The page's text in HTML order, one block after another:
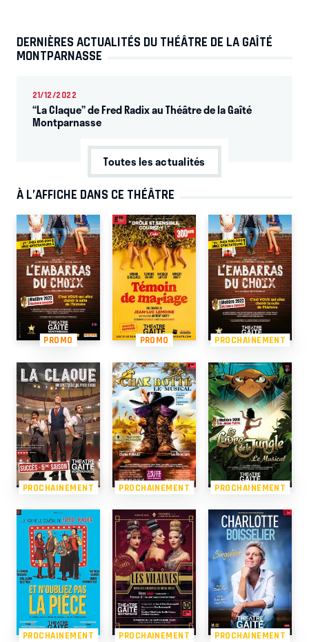
DERNIÈRES ACTUALITÉS DU THÉÂTRE DE LA GAÎTÉ
MONTPARNASSE
21/12/2022
“La Claque” de Fred Radix au Théâtre de la Gaîté
Montparnasse
Toutes les actualités
À L’AFFICHE DANS CE THÉÂTRE
PROMO PROMO PROCHAINEMENT
PROCHAINEMENT PROCHAINEMENT PROCHAINEMENT
PROCHAINEMENT PROCHAINEMENT PROCHAINEMENT